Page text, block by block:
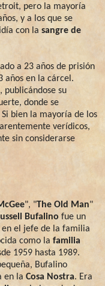
pero la mayoría
y a los que se
con la sangre de
a 23 años de prisión
años en la cárcel.
publicándose su
donde se
bien la mayoría de los
verídicos,
sin considerarse
", "The Old Man"
Bufalino fue un
el jefe de la familia
como la familia
1959 hasta 1989.
Bufalino
en la Cosa Nostra. Era